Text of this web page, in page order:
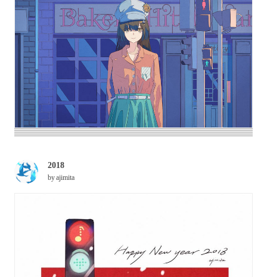
2018
byajimita